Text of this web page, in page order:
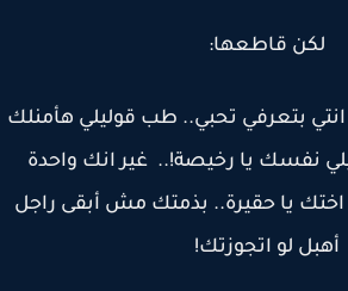
لكن قاطعها:
بتعرفي تحبي.. طب قوليلي هأمنلك
نفسك يا رخيصة!.. غير انك واحدة
يا حقيرة.. بذمتك مش أبقى راجل
لو اتجوزتك!